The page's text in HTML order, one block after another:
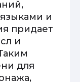
и
придает
и
для